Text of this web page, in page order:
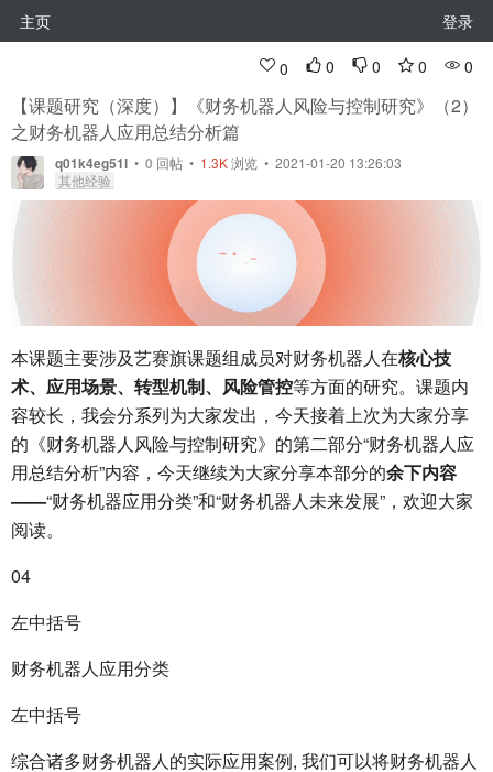
主页 登录
0 0 0 0 0
【课题研究（深度）】《财务机器人风险与控制研究》（2）
之财务机器人应用总结分析篇
q01k4eg51l • 0 回帖 • 1.3K浏览 • 2021-01-20 13:26:03
其他经验
本课题主要涉及艺赛旗课题组成员对财务机器人在核心技
术、应用场景、转型机制、风险管控等方面的研究。课题内
容较长，我会分系列为大家发出，今天接着上次为大家分享
的《财务机器人风险与控制研究》的第二部分“财务机器人应
用总结分析”内容，今天继续为大家分享本部分的余下内容
——“财务机器应用分类”和“财务机器人未来发展”，欢迎大家
阅读。
04
左中括号
财务机器人应用分类
左中括号
综合诸多财务机器人的实际应用案例, 我们可以将财务机器人